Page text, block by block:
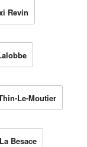
Revin
Le-Moutier
Besace